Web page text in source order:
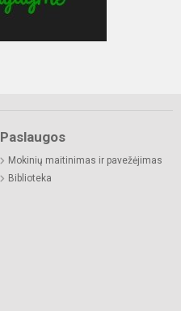
Paslaugos
Mokinių maitinimas ir pavežėjimas
Biblioteka